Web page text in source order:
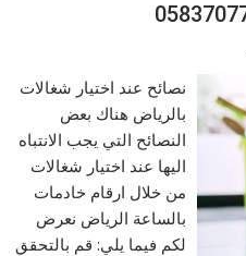
نصائح عند اختيار شغالات
بالرياض هناك بعض
النصائح التي يجب الانتباه
اليها عند اختيار شغالات
من خلال ارقام خادمات
بالساعة الرياض نعرض
لكم فيما يلي: قم بالتحقق